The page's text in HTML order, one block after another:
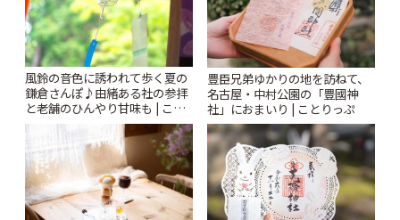
風鈴の音色に誘われて歩く夏の
鎌倉さんぽ♪由緒ある社の参拝
と老舗のひんやり甘味も | こと
りっぷ
豊臣兄弟ゆかりの地を訪ねて、
名古屋・中村公園の「豊國神
社」におまいり | ことりっぷ